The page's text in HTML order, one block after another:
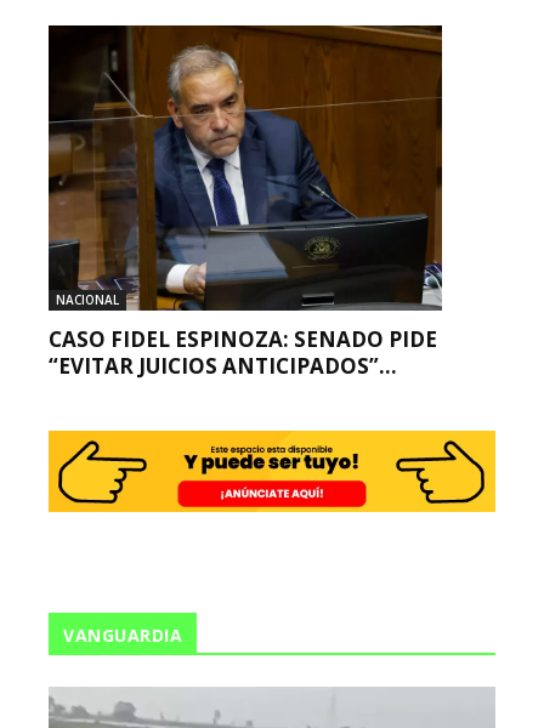
NACIONAL
CASO FIDEL ESPINOZA: SENADO PIDE
“EVITAR JUICIOS ANTICIPADOS”...
VANGUARDIA